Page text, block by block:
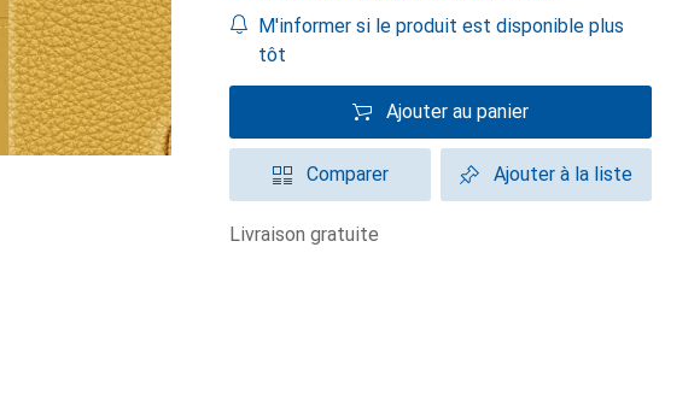
M'informer si le produit est disponible plus
tôt
Ajouter au panier
Comparer Ajouter à la liste
livraison gratuite